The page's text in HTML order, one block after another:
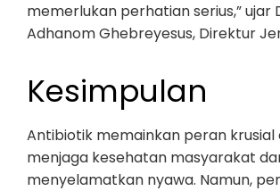
memerlukan perhatian serius,” ujar
Adhanom Ghebreyesus, Direktur
Kesimpulan
Antibiotik memainkan peran krusial
menjaga kesehatan masyarakat
menyelamatkan nyawa. Namun,